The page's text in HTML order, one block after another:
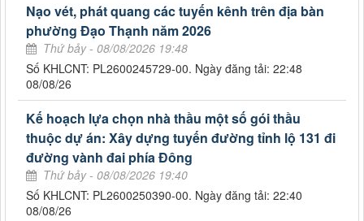
Nạo vét, phát quang các tuyến kênh trên địa bàn
phường Đạo Thạnh năm 2026
Thứ bảy - 08/08/2026 19:48
Số KHLCNT: PL2600245729-00. Ngày đăng tải: 22:48
08/08/26
Kế hoạch lựa chọn nhà thầu một số gói thầu
thuộc dự án: Xây dựng tuyến đường tỉnh lộ 131 đi
đường vành đai phía Đông
Thứ bảy - 08/08/2026 19:40
Số KHLCNT: PL2600250390-00. Ngày đăng tải: 22:40
08/08/26